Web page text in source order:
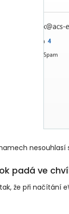
padá ve
že při načítání